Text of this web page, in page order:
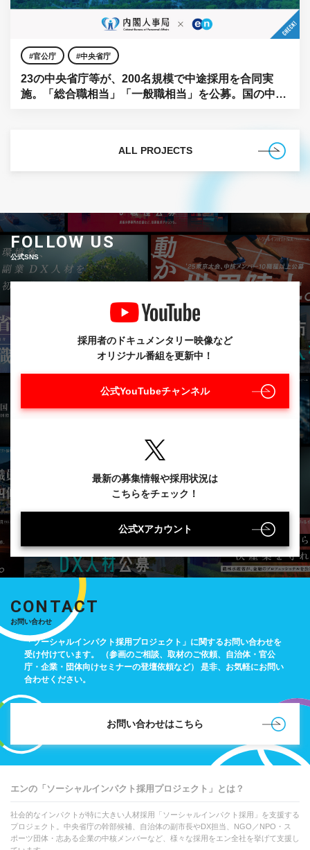
官公庁 中央省庁
23の中央省庁等が、200名規模で中途採用を合同実
施。「総合職相当」「一般職相当」を公募。国の中枢
ALL PROJECTS
FOLLOW US
公式SNS
採用者のドキュメンタリー映像など
オリジナル番組を更新中！
公式YouTubeチャンネル
最新の募集情報や採用状況は
こちらをチェック！
公式Xアカウント
CONTACT
お問い合わせ
「ソーシャルインパクト採用プロジェクト」に関するお問い合わせを
受け付けています。
（参画のご相談、取材のご依頼、自治体・官公
庁・企業・団体向けセミナーの登壇依頼など）
是非、お気軽にお問い
合わせください。
お問い合わせはこちら
エンの「ソーシャルインパクト採用プロジェクト」とは？
社会的なインパクトが特に大きい人材採用「ソーシャルインパクト採用」を支援する
プロジェクト。中央省庁の幹部候補、自治体の副市長やDX担当、NGO／NPO・ス
ポーツ団体・志ある企業の中核メンバーなど、様々な採用をエン全社を挙げて支援し